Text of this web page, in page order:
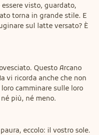
visto, guardato,
torna in grande stile. E
sul latte versato? È
Questo Arcano
vi ricorda anche che non
camminare sulle loro
più, né meno.
eccolo: il vostro sole.